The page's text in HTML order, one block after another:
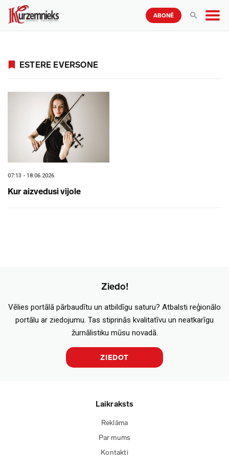
ABONĒ
ESTERE EVERSONE
07:13 - 18.06.2026
Kur aizvedusi vijole
Ziedo!
Vēlies portālā pārbaudītu un atbildīgu saturu? Atbalsti reģionālo
portālu ar ziedojumu. Tas stiprinās kvalitatīvu un neatkarīgu
žurnālistiku mūsu novadā.
ZIEDOT
Laikraksts
Reklāma
Par mums
Kontakti